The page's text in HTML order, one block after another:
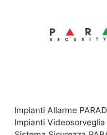
Impianti Allarme
Impianti